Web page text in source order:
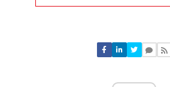
Nie znaleziono
Zostaw swoje